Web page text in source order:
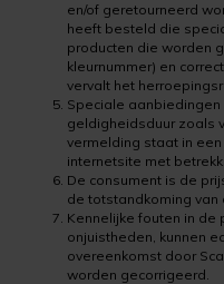
Woonkamercoat
Clearprimer
Tegelprimer
Granietvloer verven
Grindvloer verven
Kunststofvloer verven
Keldervloer verven
Keukenvloer verven
Problemen Voorkomen
Veiligheidsinformatie
Garagevloer verven met vloerverf
en/of geretourneerd
heeft besteld die
producten die worden
kleurnummer) en
vervalt het
Speciale
geldigheidsduur zoals
vermelding staat in
internetsite met
De consument is de
de totstandkoming van
Kennelijke fouten in
onjuistheden, kunnen
overeenkomst door
worden gecorrigeerd.